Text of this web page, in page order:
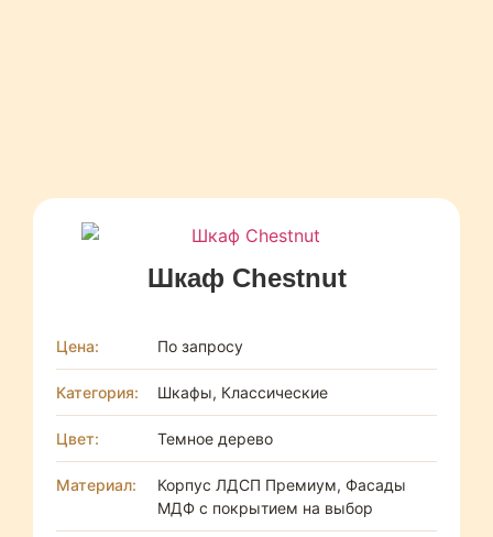
Шкаф Chestnut
Цена: По запросу
Категория: Шкафы, Классические
Цвет: Темное дерево
Материал:
Корпус ЛДСП Премиум, Фасады
МДФ с покрытием на выбор